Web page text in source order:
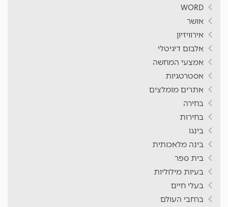
WORD
אושר
אירוויזיון
אלבום דיגיטלי
אמצעי המחשה
אסטרטגיות
אתרים מומלצים
בחירה
בחירות
בינגו
בינה מלאכותית
בית ספר
בעיות מילוליות
בעלי חיים
ברחבי העולם